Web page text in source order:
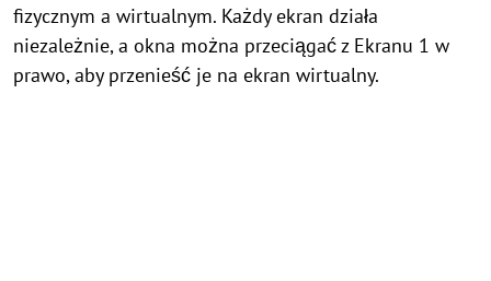
fizycznym a wirtualnym. Każdy ekran działa
niezależnie, a okna można przeciągać z Ekranu 1 w
prawo, aby przenieść je na ekran wirtualny.